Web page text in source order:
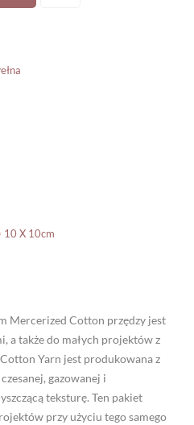
10 X 10cm
Mercerized Cotton przędzy jest
a także do małych projektów z
Yarn jest produkowana z
gazowanej i
teksturę. Ten pakiet
przy użyciu tego samego